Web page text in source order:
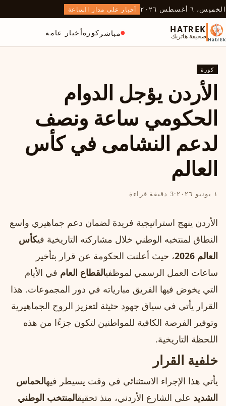
الخميس، ٦ أغسطس ٢٠٢٦ أخبار على مدار الساعة
HATREK
صحيفة هاتريك مباشر كورةأخبار عامة
كورة
الأردن يؤجل الدوام
الحكومي ساعة ونصف
لدعم النشامى في كأس
العالم
١ يونيو ٢٠٢٦ ·3 دقيقة قراءة
الأردن ينهج استراتيجية فريدة لضمان دعم جماهيري واسع
النطاق لمنتخبه الوطني خلال مشاركته التاريخية فيكأس
العالم 2026
، حيث أعلنت الحكومة عن قرار بتأخير
ساعات العمل الرسمي لموظفيالقطاع العام في الأيام
التي يخوض فيها الفريق مبارياته في دور المجموعات. هذا
القرار يأتي في سياق جهود حثيثة لتعزيز الروح الجماهيرية
وتوفير الفرصة الكافية للمواطنين لتكون جزءًا من هذه
اللحظة التاريخية.
خلفية القرار
يأتي هذا الإجراء الاستثنائي في وقت يسيطر فيهالحماس
الشديد على الشارع الأردني، منذ تحقيقالمنتخب الوطني